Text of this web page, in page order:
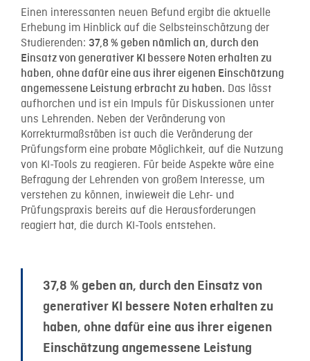
Einen interessanten neuen Befund ergibt die aktuelle
Erhebung im Hinblick auf die Selbsteinschätzung der
Studierenden: 37,8 % geben nämlich an, durch den
Einsatz von generativer KI bessere Noten erhalten zu
haben, ohne dafür eine aus ihrer eigenen Einschätzung
angemessene Leistung erbracht zu haben. Das lässt
aufhorchen und ist ein Impuls für Diskussionen unter
uns Lehrenden. Neben der Veränderung von
Korrekturmaßstäben ist auch die Veränderung der
Prüfungsform eine probate Möglichkeit, auf die Nutzung
von KI-Tools zu reagieren. Für beide Aspekte wäre eine
Befragung der Lehrenden von großem Interesse, um
verstehen zu können, inwieweit die Lehr- und
Prüfungspraxis bereits auf die Herausforderungen
reagiert hat, die durch KI-Tools entstehen.
37,8 % geben an, durch den Einsatz von
generativer KI bessere Noten erhalten zu
haben, ohne dafür eine aus ihrer eigenen
Einschätzung angemessene Leistung